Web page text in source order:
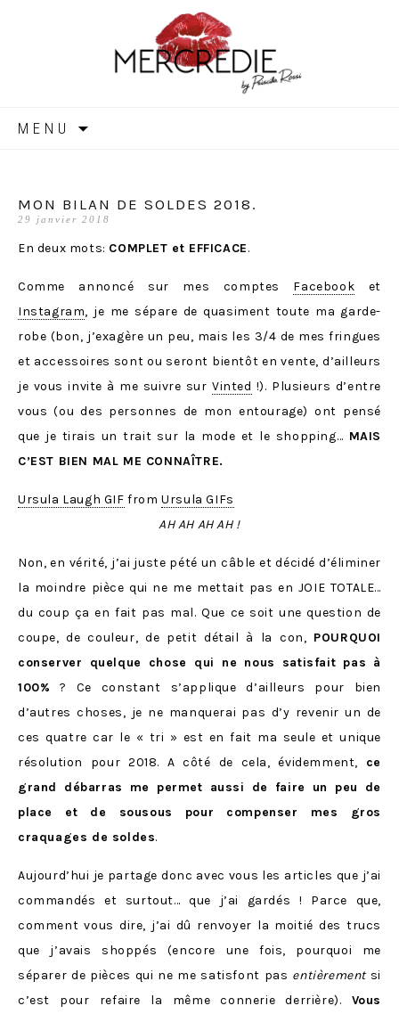
MERCREDIE
MENU
MON BILAN DE SOLDES 2018.
29 janvier 2018
En deux mots: COMPLET et EFFICACE.
Comme annoncé sur mes comptes Facebook et
Instagram, je me sépare de quasiment toute ma garde-
robe (bon, j’exagère un peu, mais les 3/4 de mes fringues
et accessoires sont ou seront bientôt en vente, d’ailleurs
je vous invite à me suivre sur Vinted !). Plusieurs d’entre
vous (ou des personnes de mon entourage) ont pensé
que je tirais un trait sur la mode et le shopping… MAIS
C’EST BIEN MAL ME CONNAÎTRE.
Ursula Laugh GIF fromUrsula GIFs
AH AH AH AH !
Non, en vérité, j’ai juste pété un câble et décidé d’éliminer
la moindre pièce qui ne me mettait pas en JOIE TOTALE…
du coup ça en fait pas mal. Que ce soit une question de
coupe, de couleur, de petit détail à la con, POURQUOI
conserver quelque chose qui ne nous satisfait pas à
100% ? Ce constant s’applique d’ailleurs pour bien
d’autres choses, je ne manquerai pas d’y revenir un de
ces quatre car le « tri » est en fait ma seule et unique
résolution pour 2018. A côté de cela, évidemment, ce
grand débarras me permet aussi de faire un peu de
place et de sousous pour compenser mes gros
craquages de soldes.
Aujourd’hui je partage donc avec vous les articles que j’ai
commandés et surtout… que j’ai gardés ! Parce que,
comment vous dire, j’ai dû renvoyer la moitié des trucs
que j’avais shoppés (encore une fois, pourquoi me
séparer de pièces qui ne me satisfont pas entièrementsi
c’est pour refaire la même connerie derrière). Vous